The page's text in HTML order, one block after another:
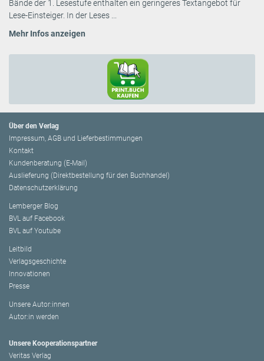
Bände der 1. Lesestufe enthalten ein geringeres Textangebot für
Lese-Einsteiger. In der Leses ...
Mehr Infos anzeigen
Über den Verlag
Impressum, AGB und Lieferbestimmungen
Kontakt
Kundenberatung (E-Mail)
Auslieferung (Direktbestellung für den Buchhandel)
Datenschutzerklärung
Lemberger Blog
BVL auf Facebook
BVL auf Youtube
Leitbild
Verlagsgeschichte
Innovationen
Presse
Unsere Autor:innen
Autor:in werden
Unsere Kooperationspartner
Veritas Verlag